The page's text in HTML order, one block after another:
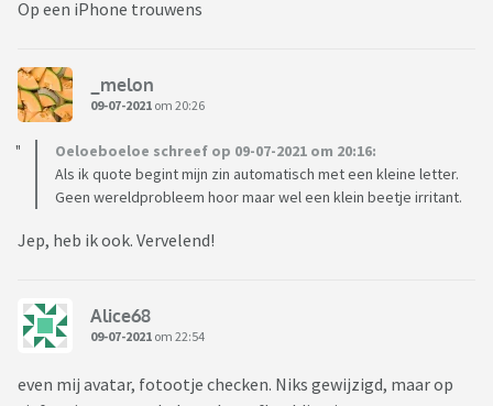
Op een iPhone trouwens
_melon
09-07-2021 om 20:26
Oeloeboeloe schreef op 09-07-2021 om 20:16:
Als ik quote begint mijn zin automatisch met een kleine letter.
Geen wereldprobleem hoor maar wel een klein beetje irritant.
Jep, heb ik ook. Vervelend!
Alice68
09-07-2021 om 22:54
even mij avatar, fotootje checken. Niks gewijzigd, maar op